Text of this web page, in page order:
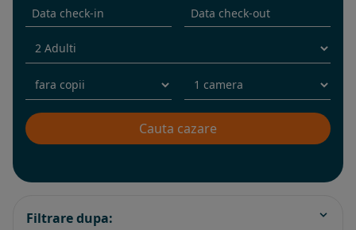
Filtrare dupa: